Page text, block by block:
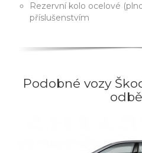
Rezervní kolo ocelové
příslušenstvím
Podobné vozy